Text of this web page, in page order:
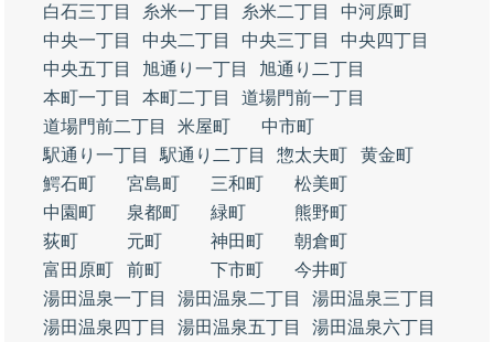
白石三丁目
糸米一丁目 糸米二丁目
中河原町
中央一丁目
中央二丁目 中央三丁目
中央四丁目
中央五丁目
旭通り一丁目
旭通り二丁目
本町一丁目
本町二丁目
道場門前一丁目
道場門前二丁目
米屋町
中市町
駅通り一丁目
駅通り二丁目 惣太夫町
黄金町
鰐石町
宮島町 三和町
松美町
中園町
泉都町 緑町
熊野町
荻町
元町 神田町
朝倉町
富田原町
前町 下市町
今井町
湯田温泉一丁目
湯田温泉二丁目
湯田温泉三丁目
湯田温泉四丁目
湯田温泉五丁目
湯田温泉六丁目